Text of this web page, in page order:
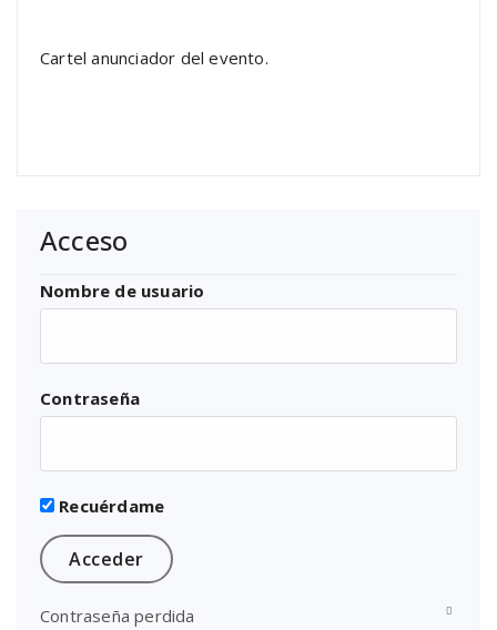
Cartel anunciador del evento.
Acceso
Nombre de usuario
Contraseña
Recuérdame
Contraseña perdida